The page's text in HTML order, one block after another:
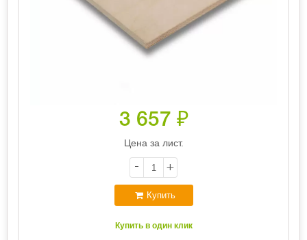
3 657 ₽
Цена за лист.
- +
Купить
Купить в один клик